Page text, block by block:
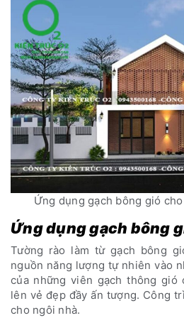
Ứng dụng gạch bông gió
Ứng dụng gạch bông
Tường rào làm từ gạch bông
nguồn năng lượng tự nhiên vào
của những viên gạch thông gió
lên vẻ đẹp đầy ấn tượng. Công
cho ngôi nhà.